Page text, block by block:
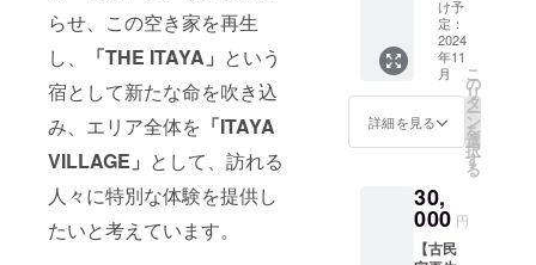
らせ、この空き家を再生
し、
「THE ITAYA」 という
宿として新たな命を吹き込
み、エリア全体を 「ITAYA
VILLAGE」 として、訪れる
人々に特別な体験を提供し
たいと考えています。
・注意
事項：
支援
時、必
ず備考
載を希
望され
または
「ロ
ゴ」を
ご記入
支援者
様との
連絡方
法：詳
細は
メール
でご連
所：
THE
ITAYA
・有効
検討や
プラン
ニン
グ、デ
ザイン
など別
途諸経
ご相談
いただ
くこと
がござ
ク、長
岡花火
期間除
く）】
・
「THE
ITAYA」
施設完
成後のB
ルーム
優先予
約権で
す。こ
け予
定：
2024
年11
月
詳細を見る
こ
の
リ
タ
ー
ン
を
選
択
す
る
30,
000 円
【古民